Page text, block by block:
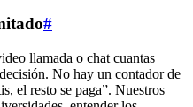
#
llamada o chat cuantas
No hay un contador de
el resto se paga”. Nuestros